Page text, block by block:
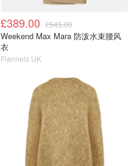
£389.00 £545.00
Weekend Max Mara 防泼水束腰风
衣
Flannels UK